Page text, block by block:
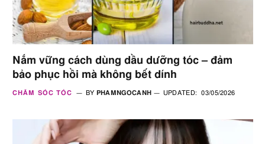
Nắm vững cách dùng dầu dưỡng tóc – đảm
bảo phục hồi mà không bết dính
CHĂM SÓC TÓC BY PHAMNGOCANH UPDATED: 03/05/2026